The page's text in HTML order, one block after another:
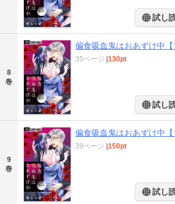
試し
8
巻
偏食吸血鬼はおあずけ中
35ページ 130pt
試し
9
巻
偏食吸血鬼はおあずけ中
39ページ 150pt
試し